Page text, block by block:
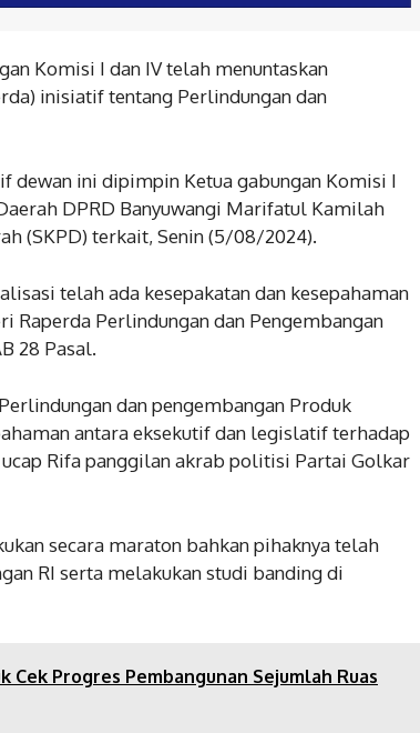
Komisi I dan IV telah menuntaskan
inisiatif tentang Perlindungan dan
dewan ini dipimpin Ketua gabungan Komisi I
DPRD Banyuwangi Marifatul Kamilah
(SKPD) terkait, Senin (5/08/2024).
telah ada kesepakatan dan kesepahaman
Raperda Perlindungan dan Pengembangan
28 Pasal.
dan pengembangan Produk
antara eksekutif dan legislatif terhadap
Rifa panggilan akrab politisi Partai Golkar
secara maraton bahkan pihaknya telah
RI serta melakukan studi banding di
Cek Progres Pembangunan Sejumlah Ruas